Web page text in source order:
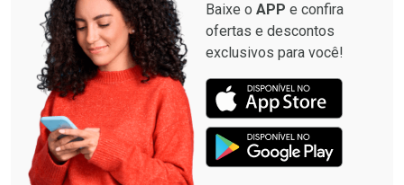
Baixe o APP e confira
ofertas e descontos
exclusivos para você!